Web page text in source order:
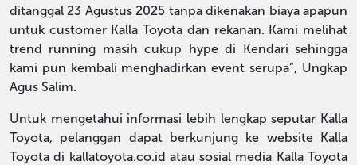
ditanggal 23 Agustus 2025 tanpa dikenakan biaya apapun
untuk customer Kalla Toyota dan rekanan. Kami melihat
trend running masih cukup hype di Kendari sehingga
kami pun kembali menghadirkan event serupa”, Ungkap
Agus Salim.
Untuk mengetahui informasi lebih lengkap seputar Kalla
Toyota, pelanggan dapat berkunjung ke website Kalla
Toyota di kallatoyota.co.id atau sosial media Kalla Toyota